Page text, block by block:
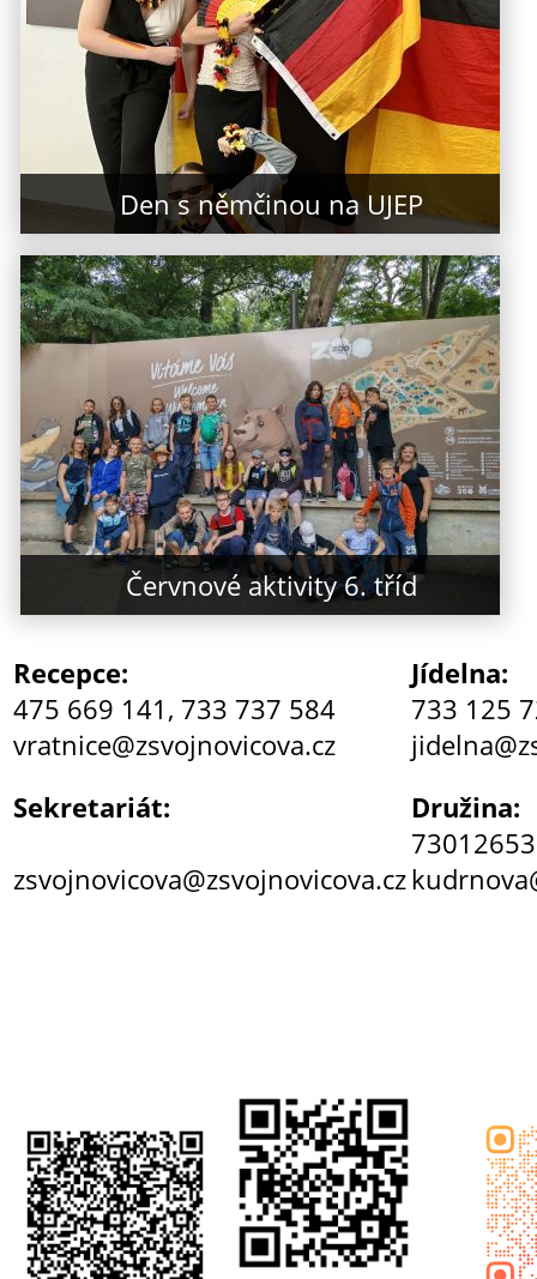
Den s němčinou na UJEP
Červnové aktivity 6. tříd
Recepce:
475 669 141, 733 737 584
vratnice@zsvojnovicova.cz
Sekretariát:
zsvojnovicova@zsvojnovicova.cz
Jídelna:
733 125
Družina: